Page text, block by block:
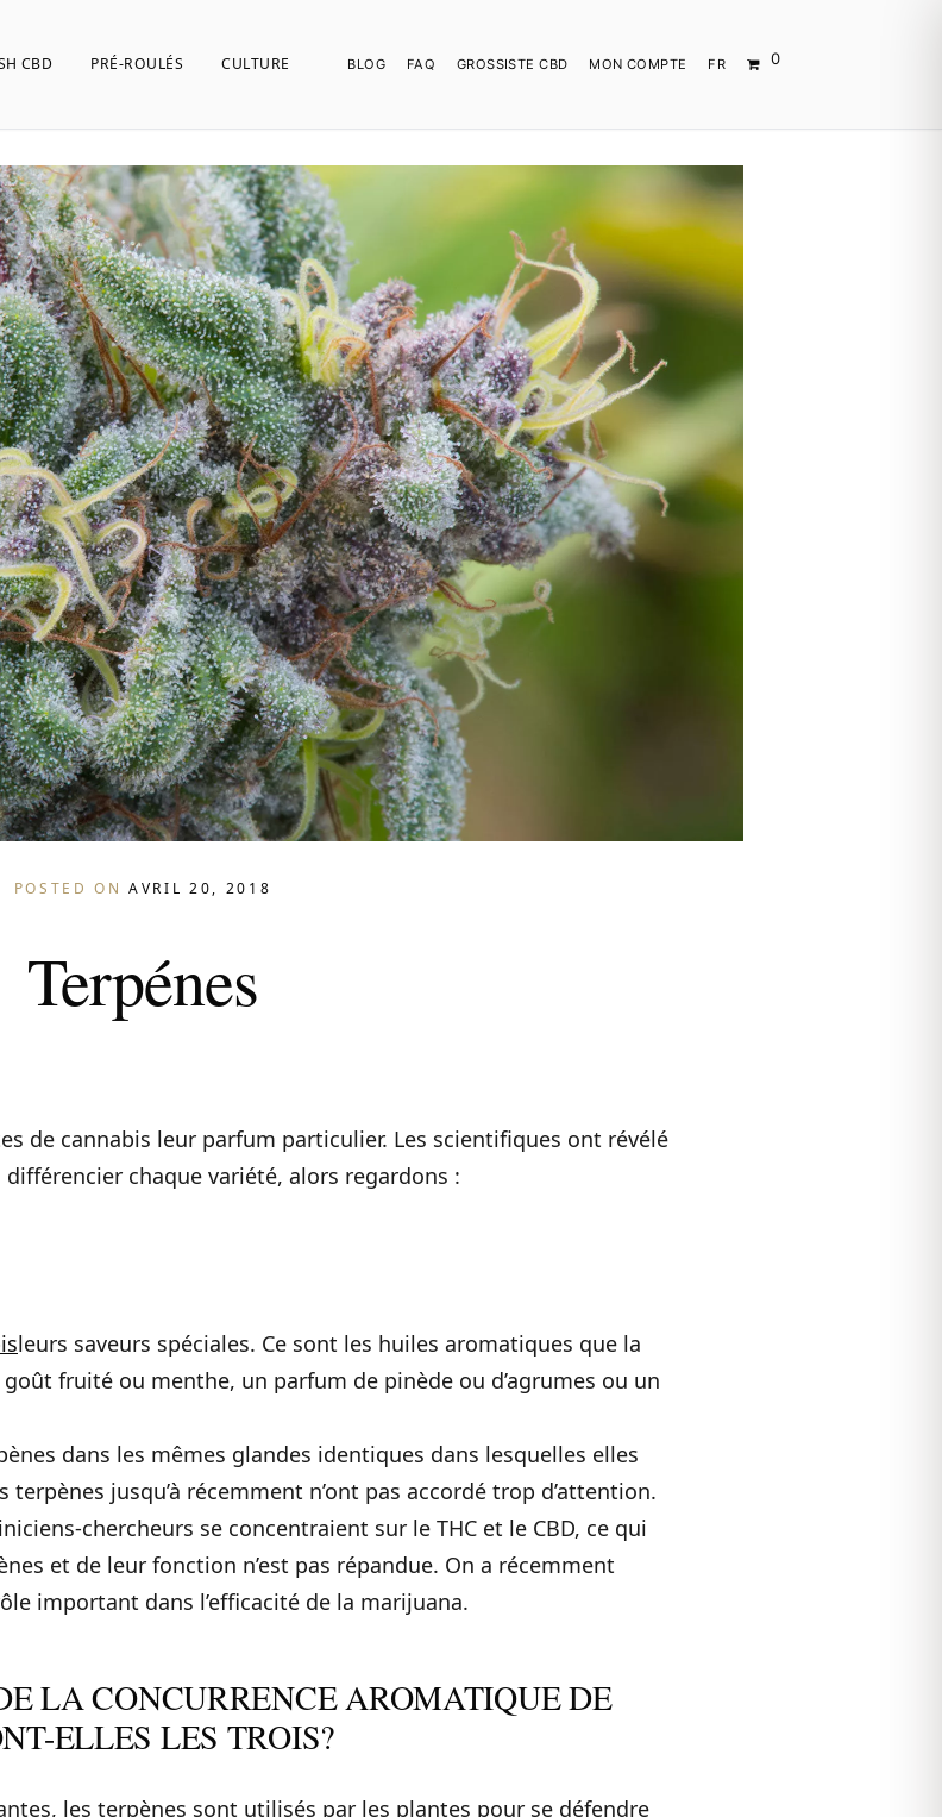
CBD PRÉ-ROULÉS CULTURE BLOG FAQ GROSSISTE CBD MON COMPTE FR 0
POSTED ONAVRIL 20, 2018
Terpénes
de cannabis leur parfum particulier. Les scientifiques ont révélé
différencier chaque variété, alors regardons :
leurs saveurs spéciales. Ce sont les huiles aromatiques que la
fruité ou menthe, un parfum de pinède ou d’agrumes ou un
dans les mêmes glandes identiques dans lesquelles elles
terpènes jusqu’à récemment n’ont pas accordé trop d’attention.
chercheurs se concentraient sur le THC et le CBD, ce qui
et de leur fonction n’est pas répandue. On a récemment
important dans l’efficacité de la marijuana.
LA CONCURRENCE AROMATIQUE DE
ELLES LES TROIS?
les terpènes sont utilisés par les plantes pour se défendre